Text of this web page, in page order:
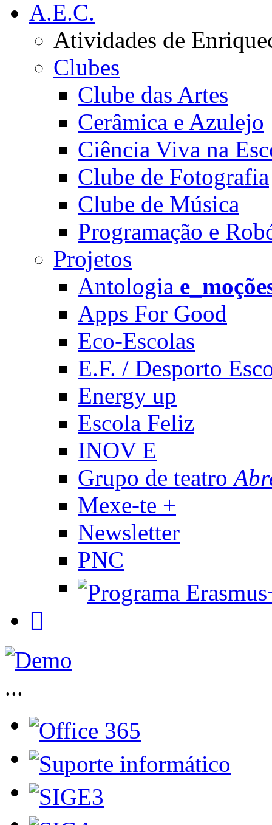
A.E.C.
Atividades de
Clubes
Clube das Artes
Cerâmica e Azulejo
Ciência Viva na
Clube de Fotografia
Clube de Música
Programação e
Projetos
Antologia
Apps For Good
Eco-Escolas
E.F. / Desporto
Energy up
Escola Feliz
INOV E
Grupo de teatro
Mexe-te +
Newsletter
PNC
...